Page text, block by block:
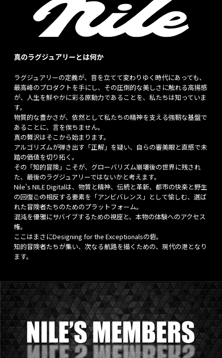
真のラグジュアリーとは何か
ラグジュアリーの定義が、音を立てて変わりゆく時代にあっても、
最高峰のプロダクトを手にし、その圧倒的な美しさに触れる高揚感
が、人生を鮮やかに彩る原動力であることを、私たちは知っていま
す。
物質的な豊かさが、依然として私たちの精神を支える強靭な基盤で
あることに、言を俟ちません。
真の贅沢はそこから始まります。
アルゴリズムが弾き出す「正解」を疑い、自らの審美眼と直感で未
踏の価値を切り拓く。
その「知的冒険」こそが、グローバリズム崩壊後の世界に残され
た、最後のラグジュアリーではないかと考えます。
Nile's NILE Digitalは、物質と精神、伝統と革新、都市の快楽と野生
の回復――この相反する要素を「アンビバレンス」として愉しむ、選ば
れた冒険者たちのためのプラットフォーム。
混沌を優雅にサバイブするための視座と、本物の体験へのアクセス
権。
ここはまさにDesigning for the Exceptionalsの砦。
知的冒険者たちが集い、次なる航路を描くための、現代の港となり
ます。